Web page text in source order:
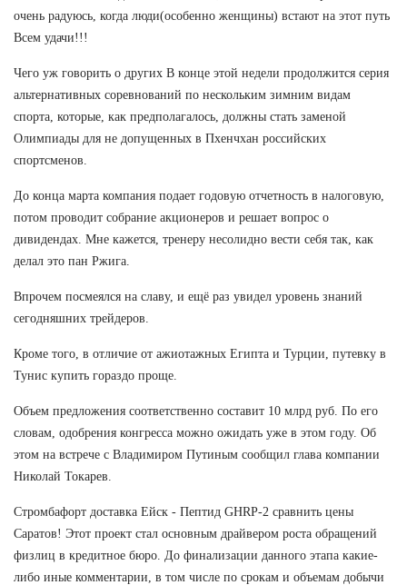
очень радуюсь, когда люди(особенно женщины) встают на этот путь
Всем удачи!!!
Чего уж говорить о других В конце этой недели продолжится серия
альтернативных соревнований по нескольким зимним видам
спорта, которые, как предполагалось, должны стать заменой
Олимпиады для не допущенных в Пхенчхан российских
спортсменов.
До конца марта компания подает годовую отчетность в налоговую,
потом проводит собрание акционеров и решает вопрос о
дивидендах. Мне кажется, тренеру несолидно вести себя так, как
делал это пан Ржига.
Впрочем посмеялся на славу, и ещё раз увидел уровень знаний
сегодняшних трейдеров.
Кроме того, в отличие от ажиотажных Египта и Турции, путевку в
Тунис купить гораздо проще.
Объем предложения соответственно составит 10 млрд руб. По его
словам, одобрения конгресса можно ожидать уже в этом году. Об
этом на встрече с Владимиром Путиным сообщил глава компании
Николай Токарев.
Стромбафорт доставка Ейск - Пептид GHRP-2 сравнить цены
Саратов! Этот проект стал основным драйвером роста обращений
физлиц в кредитное бюро. До финализации данного этапа какие-
либо иные комментарии, в том числе по срокам и объемам добычи